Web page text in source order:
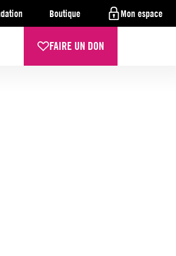
Boutique Mon espace
FAIRE UN DON